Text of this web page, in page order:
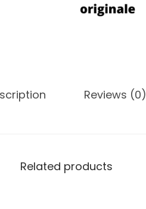
Reviews (0)
Related products